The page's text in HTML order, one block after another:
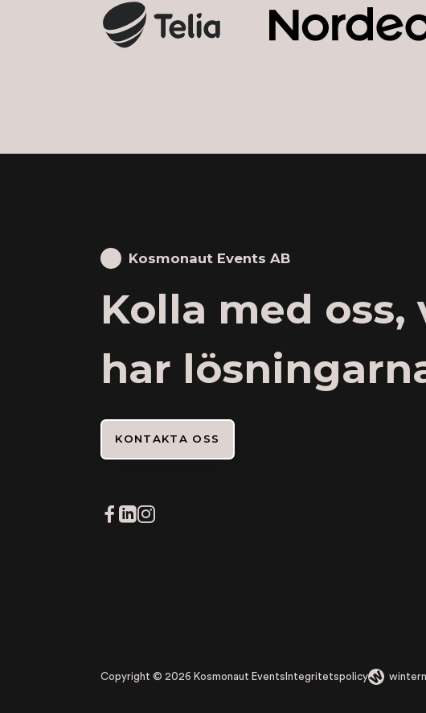
Kosmonaut Events AB
Kolla med oss,
har
KONTAKTA OSS
Copyright © 2026 Kosmonaut Events Integritetspolicy